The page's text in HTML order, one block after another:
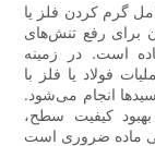
گرم کردن فلز یا
برای رفع تنش‌های
است. در زمینه
فولاد یا فلز با
انجام می‌شود.
کیفیت سطح،